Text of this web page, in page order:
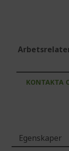
KONTAKTA
Egenskaper